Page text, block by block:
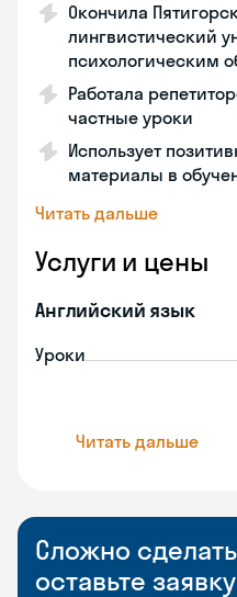
Окончила
лингвистический
психологическим
Работала
частные уроки
Использует
материалы в
Читать дальше
Услуги и цены
Английский язык
Уроки
Читать дальше
Сложно
оставьте